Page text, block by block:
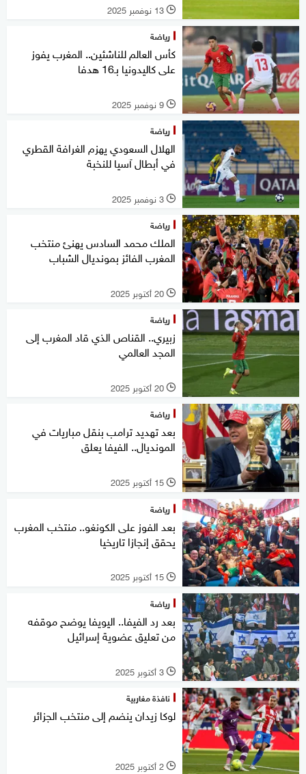
l 13 نوفمبر 2025
رياضة
كأس العالم للناشئين.. المغرب يفوز
على كاليدونيا بـ16 هدفا
l 9 نوفمبر 2025
رياضة
الهلال السعودي يهزم الغرافة القطري
في أبطال آسيا للنخبة
l 3 نوفمبر 2025
رياضة
الملك محمد السادس يهنئ منتخب
المغرب الفائز بمونديال الشباب
l 20 أكتوبر 2025
رياضة
زبيري.. القناص الذي قاد المغرب إلى
المجد العالمي
l 20 أكتوبر 2025
رياضة
بعد تهديد ترامب بنقل مباريات في
المونديال.. الفيفا يعلق
l 15 أكتوبر 2025
رياضة
بعد الفوز على الكونغو.. منتخب المغرب
يحقق إنجازا تاريخيا
l 15 أكتوبر 2025
رياضة
بعد رد الفيفا.. اليويفا يوضح موقفه
من تعليق عضوية إسرائيل
l 3 أكتوبر 2025
نافذة مغاربية
لوكا زيدان ينضم إلى منتخب الجزائر
l 2 أكتوبر 2025